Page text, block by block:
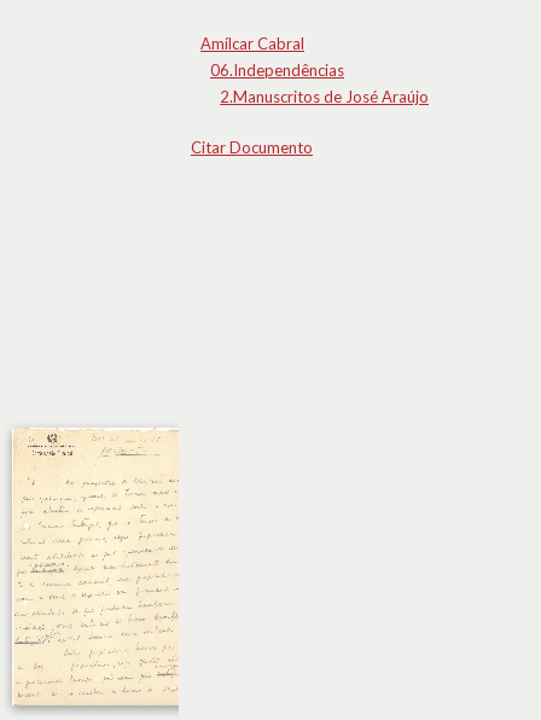
Amílcar Cabral
06.Independências
2.Manuscritos de José Araújo
Citar Documento